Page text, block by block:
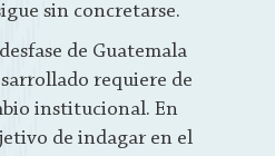
sin concretarse.
de Guatemala
requiere de
institucional. En
de indagar en el